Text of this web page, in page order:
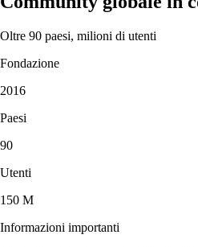
Oltre 90 paesi, milioni di utenti
Fondazione
2016
Paesi
90
Utenti
150 M
Informazioni importanti